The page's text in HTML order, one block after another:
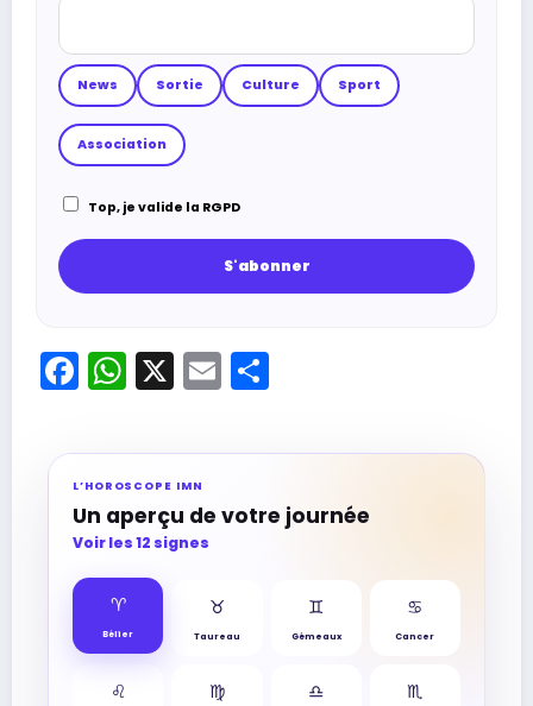
News Sortie Culture Sport
Association
Top, je valide la RGPD
Facebook
WhatsApp
X Email
L’HOROSCOPE IMN
Un aperçu de votre journée
Voir les 12 signes
♈︎
Bélier
♉︎
Taureau
♊︎
Gémeaux
♋︎
Cancer
♌︎ ♍︎ ♎︎ ♏︎